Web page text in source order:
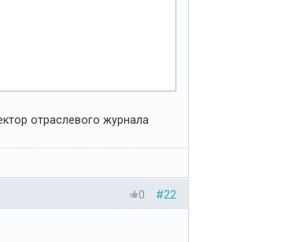
отраслевого журнала
#22
0